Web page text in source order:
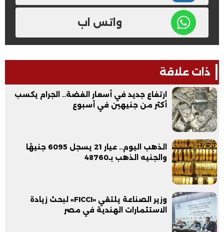
واتس اب
ذات علاقة
ارتفاع جديد في أسعار الفضة.. الجرام يكسب
أكثر من جنيهين في أسبوع
الذهب اليوم.. عيار 21 يسجل 6095 جنيهًا
والجنيه الذهب بـ48760
وزير الصناعة يلتقي «FICCI» لبحث زيادة
الاستثمارات الهندية في مصر